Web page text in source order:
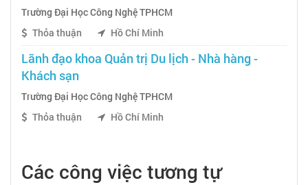
Trường Đại Học Công Nghệ TPHCM
Thỏa thuận
Hồ Chí Minh
Lãnh đạo khoa Quản trị Du lịch - Nhà hàng -
Khách sạn
Trường Đại Học Công Nghệ TPHCM
Thỏa thuận
Hồ Chí Minh
Các công việc tương tự